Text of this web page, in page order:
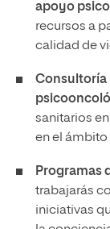
apoyo
recursos a
calidad de
Consultoría
sanitarios
en el
Programas
trabajarás
iniciativas